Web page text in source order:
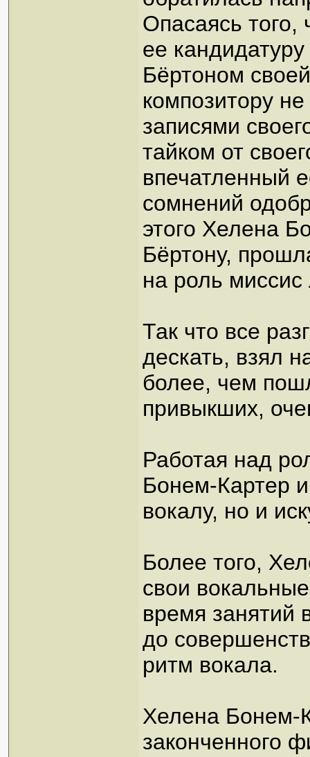
Опасаясь того,
ее
Бёртоном
композитору
записями
тайком от
впечатленный
сомнений
этого Хелена
Бёртону,
на роль миссис
Так что все
дескать, взял
более, чем
привыкших,
Работая над
Бонем-Картер
вокалу, но и
Более того,
свои
время занятий
до
ритм вокала.
Хелена Бонем-
законченного